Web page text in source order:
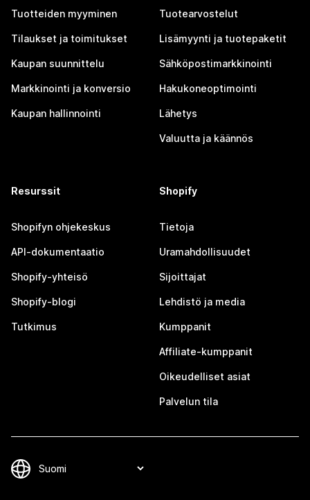
Tuotteiden myyminen
Tilaukset ja toimitukset
Kaupan suunnittelu
Markkinointi ja konversio
Kaupan hallinnointi
Tuotearvostelut
Lisämyynti ja tuotepaketit
Sähköpostimarkkinointi
Hakukoneoptimointi
Lähetys
Valuutta ja käännös
Resurssit
Shopifyn ohjekeskus
API-dokumentaatio
Shopify-yhteisö
Shopify-blogi
Tutkimus
Shopify
Tietoja
Uramahdollisuudet
Sijoittajat
Lehdistö ja media
Kumppanit
Affiliate-kumppanit
Oikeudelliset asiat
Palvelun tila